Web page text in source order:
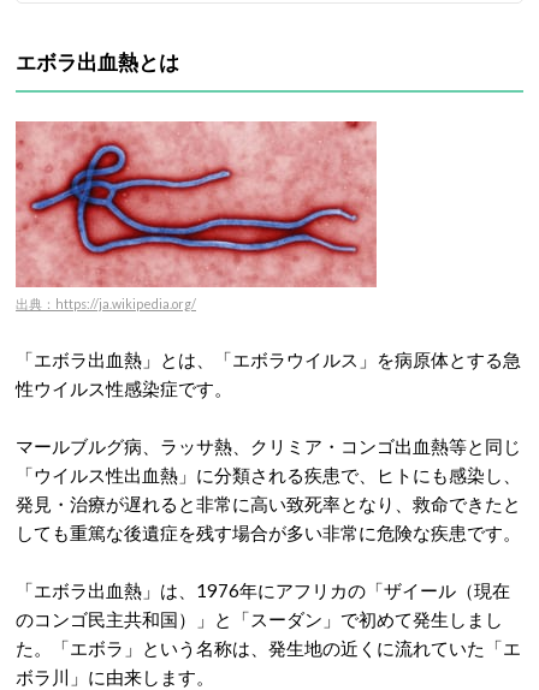
エボラ出血熱とは
出典：https://ja.wikipedia.org/
「エボラ出血熱」とは、「エボラウイルス」を病原体とする急
性ウイルス性感染症です。
マールブルグ病、ラッサ熱、クリミア・コンゴ出血熱等と同じ
「ウイルス性出血熱」に分類される疾患で、ヒトにも感染し、
発見・治療が遅れると非常に高い致死率となり、救命できたと
しても重篤な後遺症を残す場合が多い非常に危険な疾患です。
「エボラ出血熱」は、1976年にアフリカの「ザイール（現在
のコンゴ民主共和国）」と「スーダン」で初めて発生しまし
た。「エボラ」という名称は、発生地の近くに流れていた「エ
ボラ川」に由来します。